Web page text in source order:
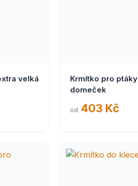
velká
Krmítko pro
domeček
od 403 Kč